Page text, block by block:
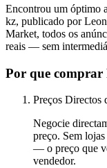
Encontrou um óptimo
kz, publicado por
Market, todos os
reais — sem
Por que comprar
Preços Directos
Negocie
preço. Sem
— o preço que
vendedor.